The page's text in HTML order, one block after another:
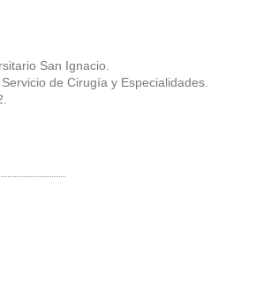
San Ignacio.
de Cirugía y Especialidades.